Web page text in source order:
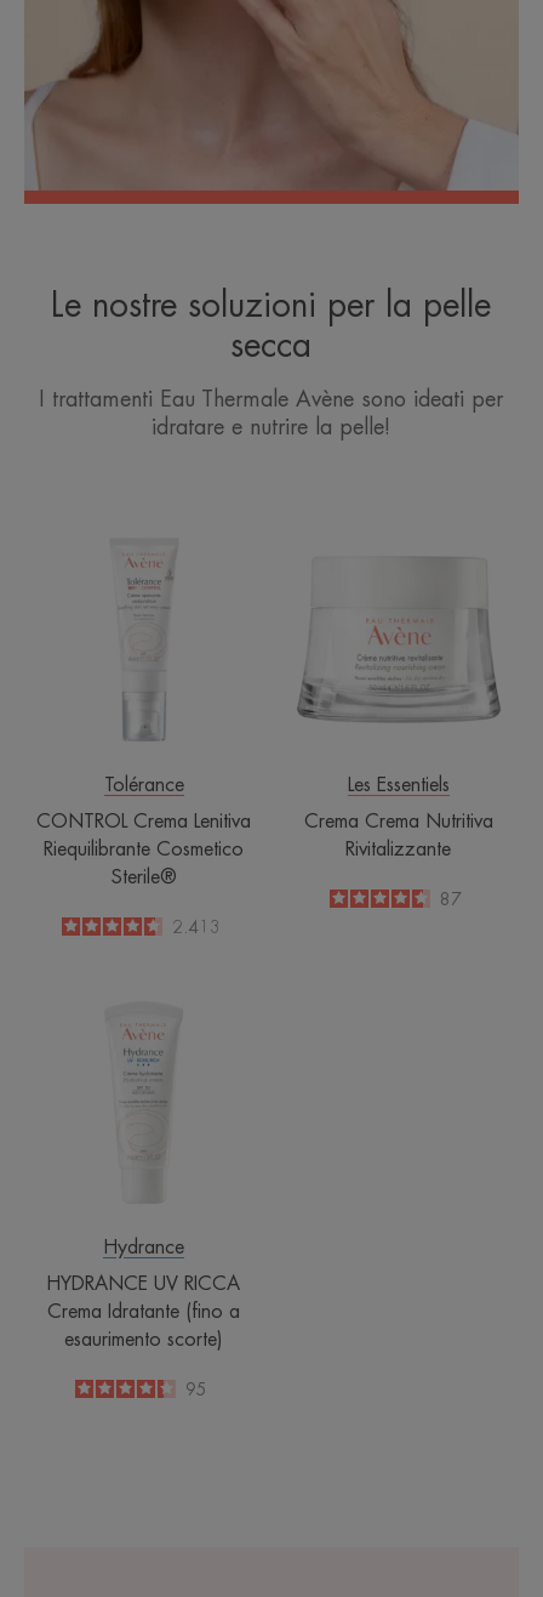
Le nostre soluzioni per la pelle
secca
I trattamenti Eau Thermale Avène sono ideati per
idratare e nutrire la pelle!
Crema
Lenitiva
Tolérance
CONTROL Crema Lenitiva
Riequilibrante Cosmetico
Sterile®
4.6
/
5
2.413
Crema
Rivitalizzante
Les Essentiels
Crema Crema Nutritiva
Rivitalizzante
4.6
/
5
87
UV
RICCA
Crema
Idratante
Hydrance
HYDRANCE UV RICCA
Crema Idratante (fino a
esaurimento scorte)
4.3
/
5
95